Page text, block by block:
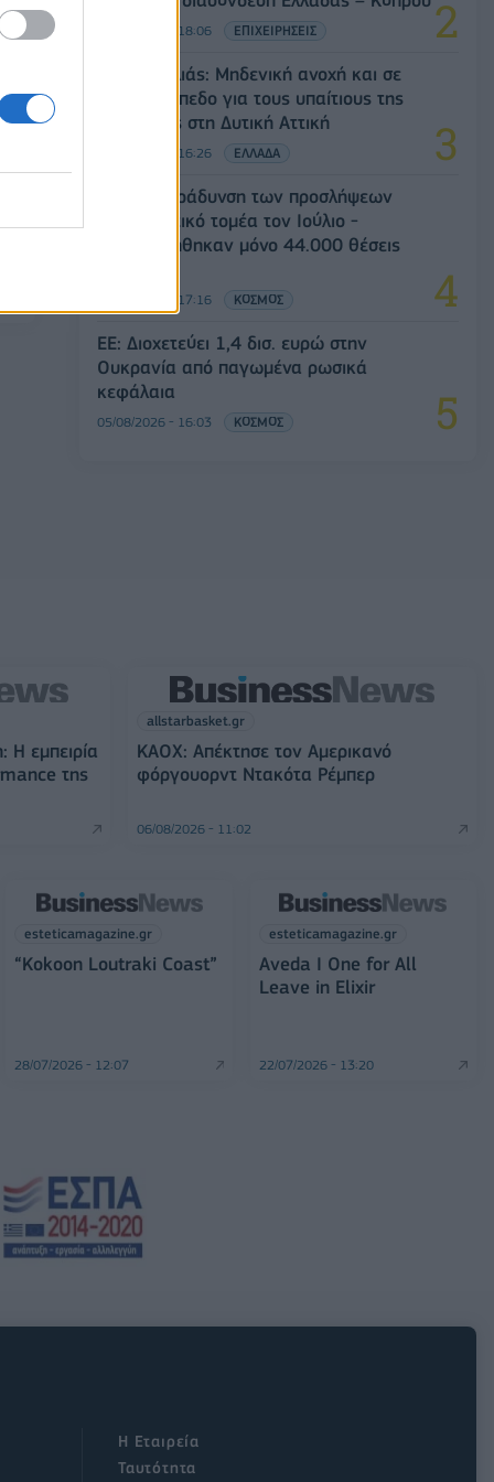
05/08/2026 - 18:06 ΕΠΙΧΕΙΡΗΣΕΙΣ
Ν. Χαρδαλιάς: Μηδενική ανοχή και σε
νομικό επίπεδο για τους υπαίτιους της
πυρκαγιάς στη Δυτική Αττική
05/08/2026 - 16:26 ΕΛΛΑΔΑ
ΗΠΑ: Επιβράδυνση των προσλήψεων
στον ιδιωτικό τομέα τον Ιούλιο -
Δημιουργήθηκαν μόνο 44.000 θέσεις
05/08/2026 - 17:16 ΚΟΣΜΟΣ
ΕΕ: Διοχετεύει 1,4 δισ. ευρώ στην
Ουκρανία από παγωμένα ρωσικά
κεφάλαια
05/08/2026 - 16:03 ΚΟΣΜΟΣ
εμπειρία
της
allstarbasket.gr
ΚΑΟΧ: Απέκτησε τον Αμερικανό
φόργουορντ Ντακότα Ρέμπερ
06/08/2026 - 11:02
esteticamagazine.gr
“Kokoon Loutraki Coast”
28/07/2026 - 12:07
esteticamagazine.gr
Aveda I One for All
Leave in Elixir
22/07/2026 - 13:20
Η Εταιρεία
Ταυτότητα